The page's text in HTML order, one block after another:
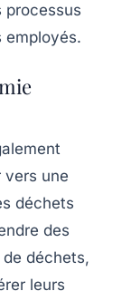
processus
employés.
vers une
déchets
des
déchets,
leurs